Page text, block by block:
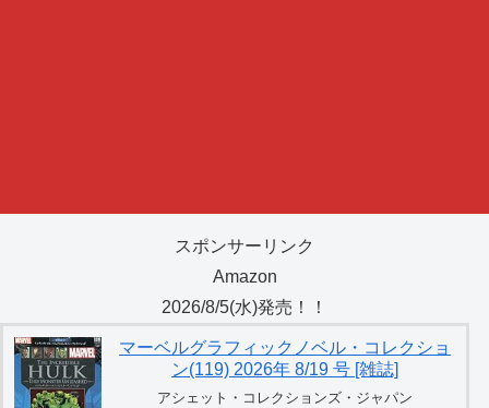
スポンサーリンク
Amazon
2026/8/5(水)発売！！
マーベルグラフィックノベル・コレクショ
ン(119) 2026年 8/19 号 [雑誌]
アシェット・コレクションズ・ジャパン